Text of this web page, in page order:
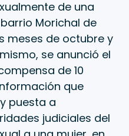
de una
Morichal de
meses de octubre y
se anunció el
de 10
que
puesta a
judiciales del